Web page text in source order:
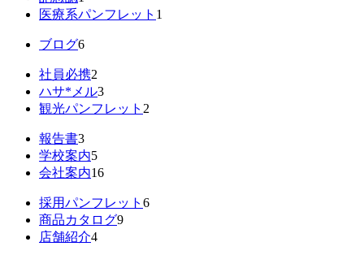
医療系パンフレット 1
ブログ6
社員必携2
ハサ*メル3
観光パンフレット 2
報告書3
学校案内5
会社案内16
採用パンフレット 6
商品カタログ9
店舗紹介4